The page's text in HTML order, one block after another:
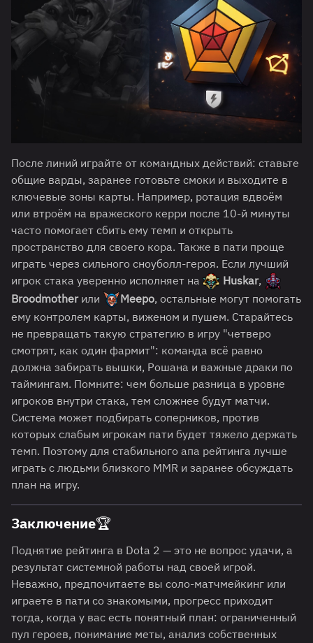
После линий играйте от командных действий: ставьте
общие варды, заранее готовьте смоки и выходите в
ключевые зоны карты. Например, ротация вдвоём
или втроём на вражеского керри после 10-й минуты
часто помогает сбить ему темп и открыть
пространство для своего кора. Также в пати проще
играть через сильного сноуболл-героя. Если лучший
игрок стака уверенно исполняет на
Huskar,
Broodmotherили Meepo, остальные могут помогать
ему контролем карты, виженом и пушем. Старайтесь
не превращать такую стратегию в игру "четверо
смотрят, как один фармит": команда всё равно
должна забирать вышки, Рошана и важные драки по
таймингам. Помните: чем больше разница в уровне
игроков внутри стака, тем сложнее будут матчи.
Система может подбирать соперников, против
которых слабым игрокам пати будет тяжело держать
темп. Поэтому для стабильного апа рейтинга лучше
играть с людьми близкого MMR и заранее обсуждать
план на игру.
Заключение🏆
Поднятие рейтинга в Dota 2 — это не вопрос удачи, а
результат системной работы над своей игрой.
Неважно, предпочитаете вы соло-матчмейкинг или
играете в пати со знакомыми, прогресс приходит
тогда, когда у вас есть понятный план: ограниченный
пул героев, понимание меты, анализ собственных